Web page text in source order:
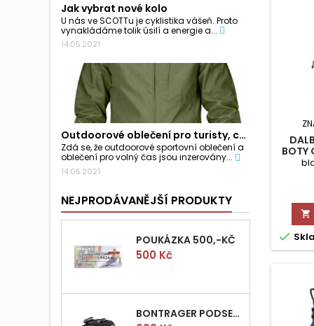
Jak vybrat nové kolo
U nás ve SCOTTu je cyklistika vášeň. Proto
vynakládáme tolik úsilí a energie a...
14.05.2021
Outdoorové oblečení pro turisty, cyklisty a...
Zdá se, že outdoorové sportovní oblečení a
oblečení pro volný čas jsou inzerovány...
14.05.2021
NEJPRODÁVANĚJŠÍ PRODUKTY
POUKÁZKA 500,-KČ
Cena
500 Kč
BONTRAGER PODSEDLOVÁ BRAŠNIČKA PRO QUICK S
BOTY

